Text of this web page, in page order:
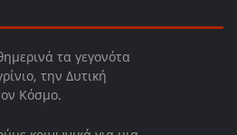
τα γεγονότα
την Δυτική
Κόσμο.